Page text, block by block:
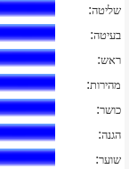
שליטה:
בעיטה:
ראש:
מהירות:
כושר:
הגנה:
שוער: